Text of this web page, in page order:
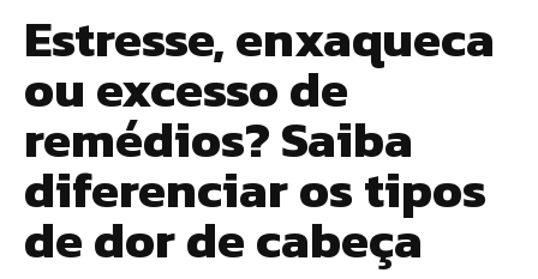
Estresse, enxaqueca
ou excesso de
remédios? Saiba
diferenciar os tipos
de dor de cabeça